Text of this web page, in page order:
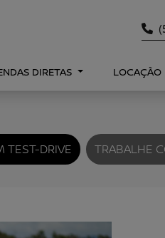
DIRETAS LOCAÇÃO
TEST-DRIVE TRABALHE